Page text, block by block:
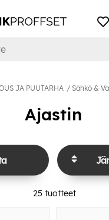
JA PUUTARHA Sähkö &
Ajastin
25 tuotteet